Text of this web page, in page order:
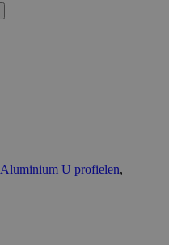
Aluminium U profielen,